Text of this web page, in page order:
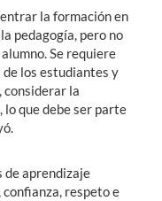
la formación en
pedagogía, pero no
Se requiere
los estudiantes y
considerar la
lo que debe ser parte
de aprendizaje
respeto e